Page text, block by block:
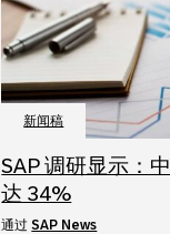
新闻稿
SAP 调研显示：
达 34%
通过SAP News